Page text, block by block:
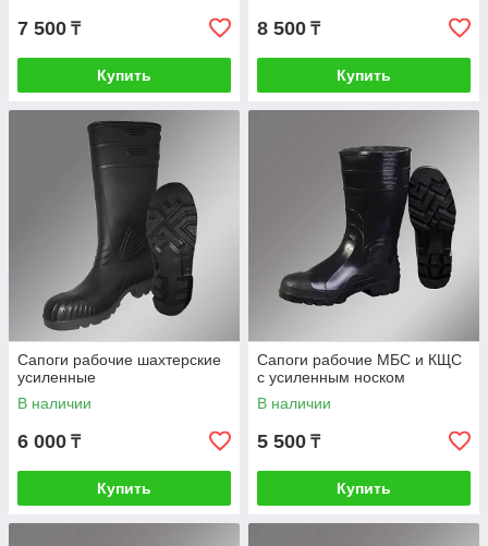
7 500 ₸
Купить
8 500 ₸
Купить
Сапоги рабочие шахтерские
усиленные
В наличии
6 000 ₸
Купить
Сапоги рабочие МБС и КЩС
с усиленным носком
В наличии
5 500 ₸
Купить